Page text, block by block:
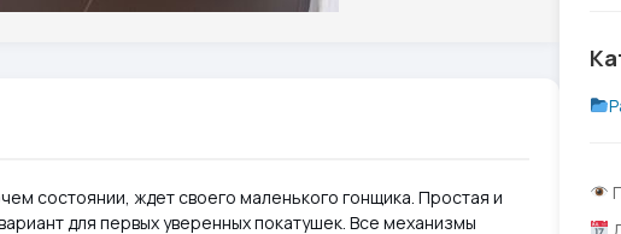
состоянии, ждет своего маленького гонщика. Простая и
для первых уверенных покатушек. Все механизмы